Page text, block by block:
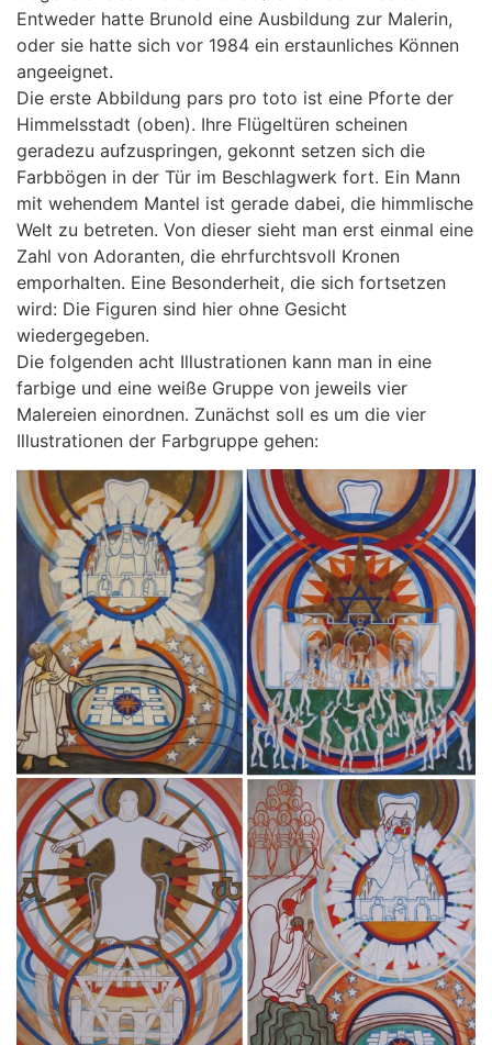
Entweder hatte Brunold eine Ausbildung zur Malerin,
oder sie hatte sich vor 1984 ein erstaunliches Können
angeeignet.
Die erste Abbildung pars pro toto ist eine Pforte der
Himmelsstadt (oben). Ihre Flügeltüren scheinen
geradezu aufzuspringen, gekonnt setzen sich die
Farbbögen in der Tür im Beschlagwerk fort. Ein Mann
mit wehendem Mantel ist gerade dabei, die himmlische
Welt zu betreten. Von dieser sieht man erst einmal eine
Zahl von Adoranten, die ehrfurchtsvoll Kronen
emporhalten. Eine Besonderheit, die sich fortsetzen
wird: Die Figuren sind hier ohne Gesicht
wiedergegeben.
Die folgenden acht Illustrationen kann man in eine
farbige und eine weiße Gruppe von jeweils vier
Malereien einordnen. Zunächst soll es um die vier
Illustrationen der Farbgruppe gehen: